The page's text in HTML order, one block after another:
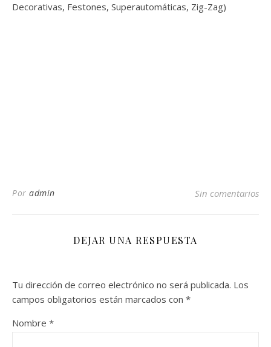
Decorativas, Festones, Superautomáticas, Zig-Zag)
Por admin Sin comentarios
DEJAR UNA RESPUESTA
Tu dirección de correo electrónico no será publicada. Los
campos obligatorios están marcados con *
Nombre *